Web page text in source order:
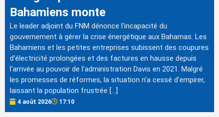
Bahamiens monte
Le leader adjoint du FNM dénonce l'incapacité du
gouvernement à gérer la crise énergétique aux Bahamas. Les
Bahamiens et les petites entreprises subissent des coupures
d'électricité prolongées et des factures en hausse depuis
l'arrivée au pouvoir de l'administration Davis en 2021. Malgré
les promesses de réformes, la situation n'a cessé d'empirer,
laissant la population frustrée […]
4 août 2026 17:10